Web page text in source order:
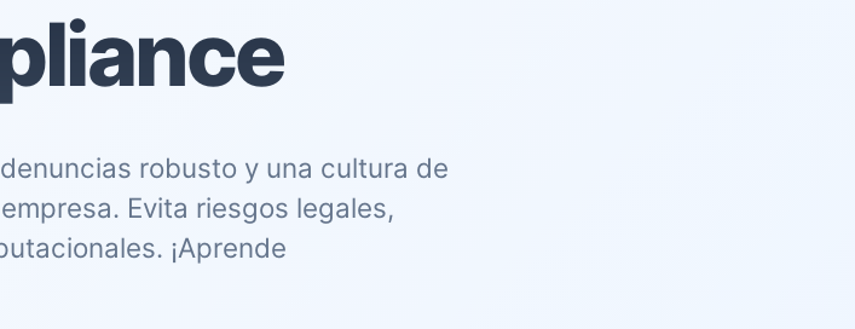
robusto y una cultura de
Evita riesgos legales,
¡Aprende